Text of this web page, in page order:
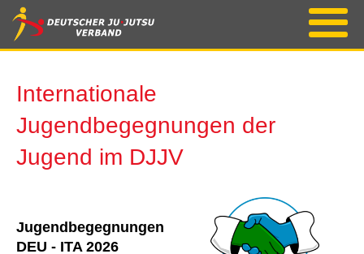
Internationale
Jugendbegegnungen der
Jugend im DJJV
Jugendbegegnungen
DEU - ITA 2026